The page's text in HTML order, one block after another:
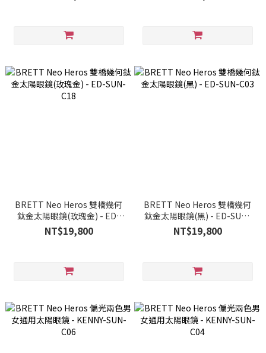
BRETT Neo Heros 雙橋幾何
鈦金太陽眼鏡(玫瑰金) - ED-
SUN-C18
NT$19,800
BRETT Neo Heros 雙橋幾何
鈦金太陽眼鏡(黑) - ED-SUN-
C03
NT$19,800